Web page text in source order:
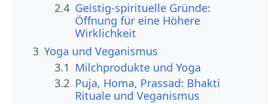
2.4 Geistig-spirituelle Gründe:
Öffnung für eine Höhere
Wirklichkeit
3 Yoga und Veganismus
3.1 Milchprodukte und Yoga
3.2 Puja, Homa, Prassad: Bhakti
Rituale und Veganismus